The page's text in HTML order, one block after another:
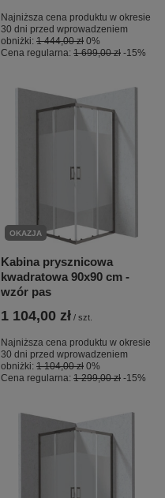
Najniższa cena produktu w okresie
30 dni przed wprowadzeniem
obniżki: 1 444,00 zł 0%
Cena regularna: 1 699,00 zł -15%
OKAZJA
Kabina prysznicowa
kwadratowa 90x90 cm -
wzór pas
1 104,00 zł / szt.
Najniższa cena produktu w okresie
30 dni przed wprowadzeniem
obniżki: 1 104,00 zł 0%
Cena regularna: 1 299,00 zł -15%